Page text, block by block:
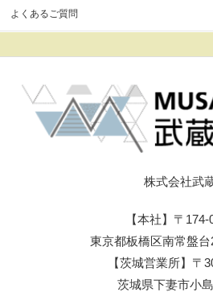
よくあるご質問
株式会社武
【本社】〒174-
東京都板橋区南常盤台
【茨城営業所】〒
茨城県下妻市小